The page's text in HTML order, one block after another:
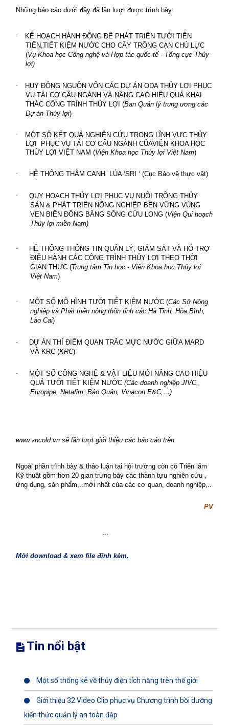
Những báo cáo dưới đây đã lần lượt được trình bày:
·
KẾ HOẠCH HÀNH ĐỘNG ĐỂ PHÁT TRIỂN TƯỚI TIÊN
TIẾN,TIẾT KIỆM NƯỚC CHO CÂY TRỒNG CẠN CHỦ LỰC
(Vụ Khoa học Công nghệ và Hợp tác quốc tế - Tổng cục Thủy
lợi)
·
HUY ĐỘNG NGUỒN VỐN CÁC DỰ ÁN ODA THỦY LỢI PHỤC
VỤ TÁI CƠ CẤU NGÀNH VÀ NÂNG CAO HIỆU QUẢ KHAI
THÁC CÔNG TRÌNH THỦY LỢI (Ban Quản lý trung ương các
Dự án Thủy lợi)
·
MỘT SỐ KẾT QUẢ NGHIÊN CỨU TRONG LĨNH VỰC THỦY
LỢI
PHỤC VỤ TÁI CƠ CẤU NGÀNH CỦAVIỆN KHOA HỌC
THỦY LỢI VIỆT NAM (Viện Khoa học Thủy lợi Việt Nam)
· HỆ THỐNG THÂM CANH LÚA ‘SRI ‘ (Cục Bảo vệ thực vật)
·
QUY HOẠCH THỦY LỢI PHỤC VỤ NUÔI TRỒNG THỦY
SẢN & PHÁT TRIỂN NÔNG NGHIỆP BỀN VỮNG VÙNG
VEN BIỂN ĐỒNG BẰNG SÔNG CỬU LONG (Viện Qui hoạch
Thủy lợi miền Nam)
·
HỆ THỐNG THÔNG TIN QUẢN LÝ, GIÁM SÁT VÀ HỖ TRỢ
ĐIỀU HÀNH CÁC CÔNG TRÌNH THỦY LỢI THEO THỜI
GIAN THỰC (Trung tâm Tin học - Viện Khoa học Thủy lợi
Việt Nam)
· MỘT SỐ MÔ HÌNH TƯỚI TIẾT KIỆM NƯỚC (Các Sở Nông
nghiệp và Phát triển nông thôn tỉnh các Hà Tĩnh, Hòa Bình,
Lào Cai)
·
DỰ ÁN THÍ ĐIỂM QUAN TRẮC MỰC NƯỚC GIỮA MARD
VÀ KRC (KRC)
·
MỘT SỐ CÔNG NGHỆ & VẬT LIỆU MỚI NÂNG CAO HIỆU
QUẢ TƯỚI TIẾT KIỆM NƯỚC(Các doanh nghiệp JIVC,
Europipe, Netafim, Bảo Quân, Vinacon E&C,…)
www.vncold.vn sẽ lần lượt giới thiệu các báo cáo trên.
Ngoài phần trình bày & thảo luận tại hội trường còn có Triển lãm
Kỹ thuật gồm hơn 20 gian trưng bày các thành tựu nghiên cứu ,
ứng dụng, sản phẩm,..mới nhất của các cơ quan, doanh nghiệp,..
PV
Mời download & xem file đính kèm.
Tin nổi bật
Một số thống kê về thủy điện tích năng trên thế giới
Giới thiệu 32 Video Clip phục vụ Chương trình bồi dưỡng
kiến thức quản lý an toàn đập